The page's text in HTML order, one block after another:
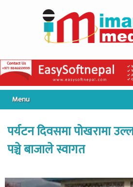
Menu
पर्यटन दिवसमा पोखरामा
पञ्चे बाजाले स्वागत